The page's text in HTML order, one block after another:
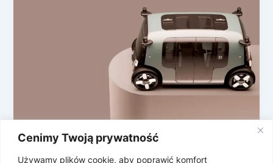
Cenimy Twoją prywatność
Używamy plików cookie, aby poprawić komfort
Robotaxi Zoox od Amazona pojawi się w
aplikacji Ubera!